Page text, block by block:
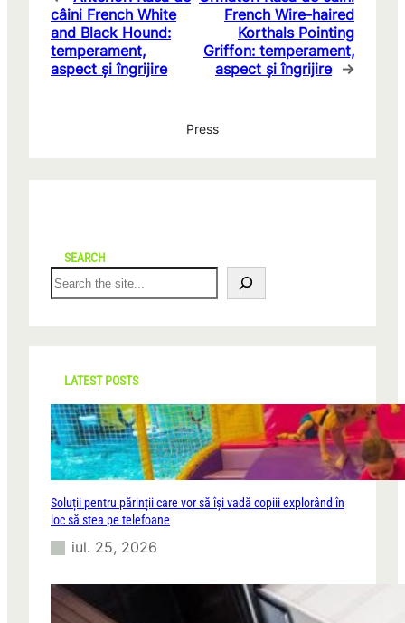
câini French White
and Black Hound:
temperament,
aspect și îngrijire
French Wire-haired
Korthals Pointing
Griffon: temperament,
aspect și îngrijire →
Press
SEARCH
S
e
r
c
LATEST POSTS
Soluții pentru părinții care vor să își vadă copiii explorând în
loc să stea pe telefoane
iul. 25, 2026